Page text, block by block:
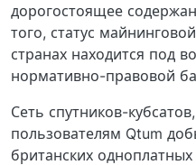
дорогостоящее
того, статус
странах находится под
нормативно-правовой
Сеть спутников-
пользователям Qtum
британских